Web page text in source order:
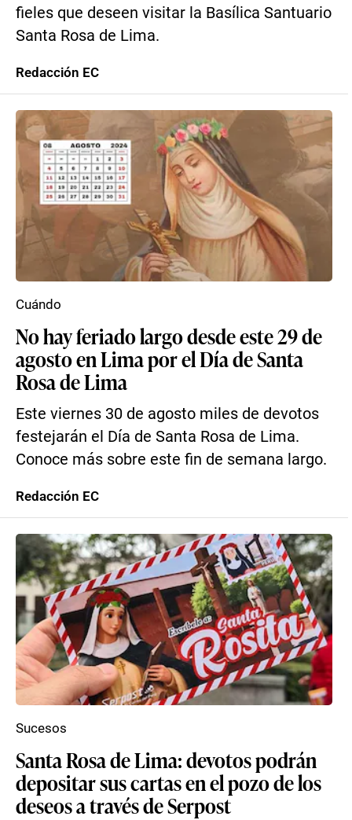
fieles que deseen visitar la Basílica Santuario
Santa Rosa de Lima.
Redacción EC
No hay feriado largo desde este 29 de
agosto en Lima por el Día de Santa
Rosa de Lima
Este viernes 30 de agosto miles de devotos
festejarán el Día de Santa Rosa de Lima.
Conoce más sobre este fin de semana largo.
Cuándo
Redacción EC
Santa Rosa de Lima: devotos podrán
depositar sus cartas en el pozo de los
deseos a través de Serpost
Sucesos